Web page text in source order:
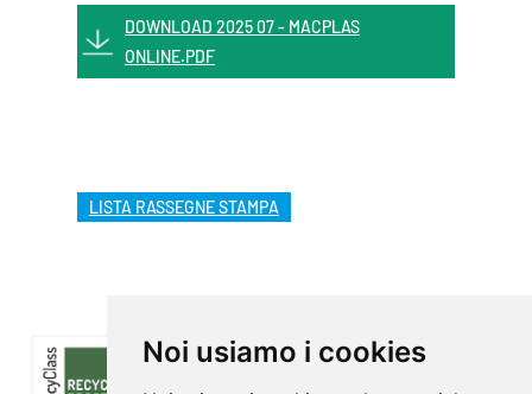
Noi usiamo i cookies
DOWNLOAD 2025 07 - MACPLAS
ONLINE.PDF
LISTA RASSEGNE STAMPA